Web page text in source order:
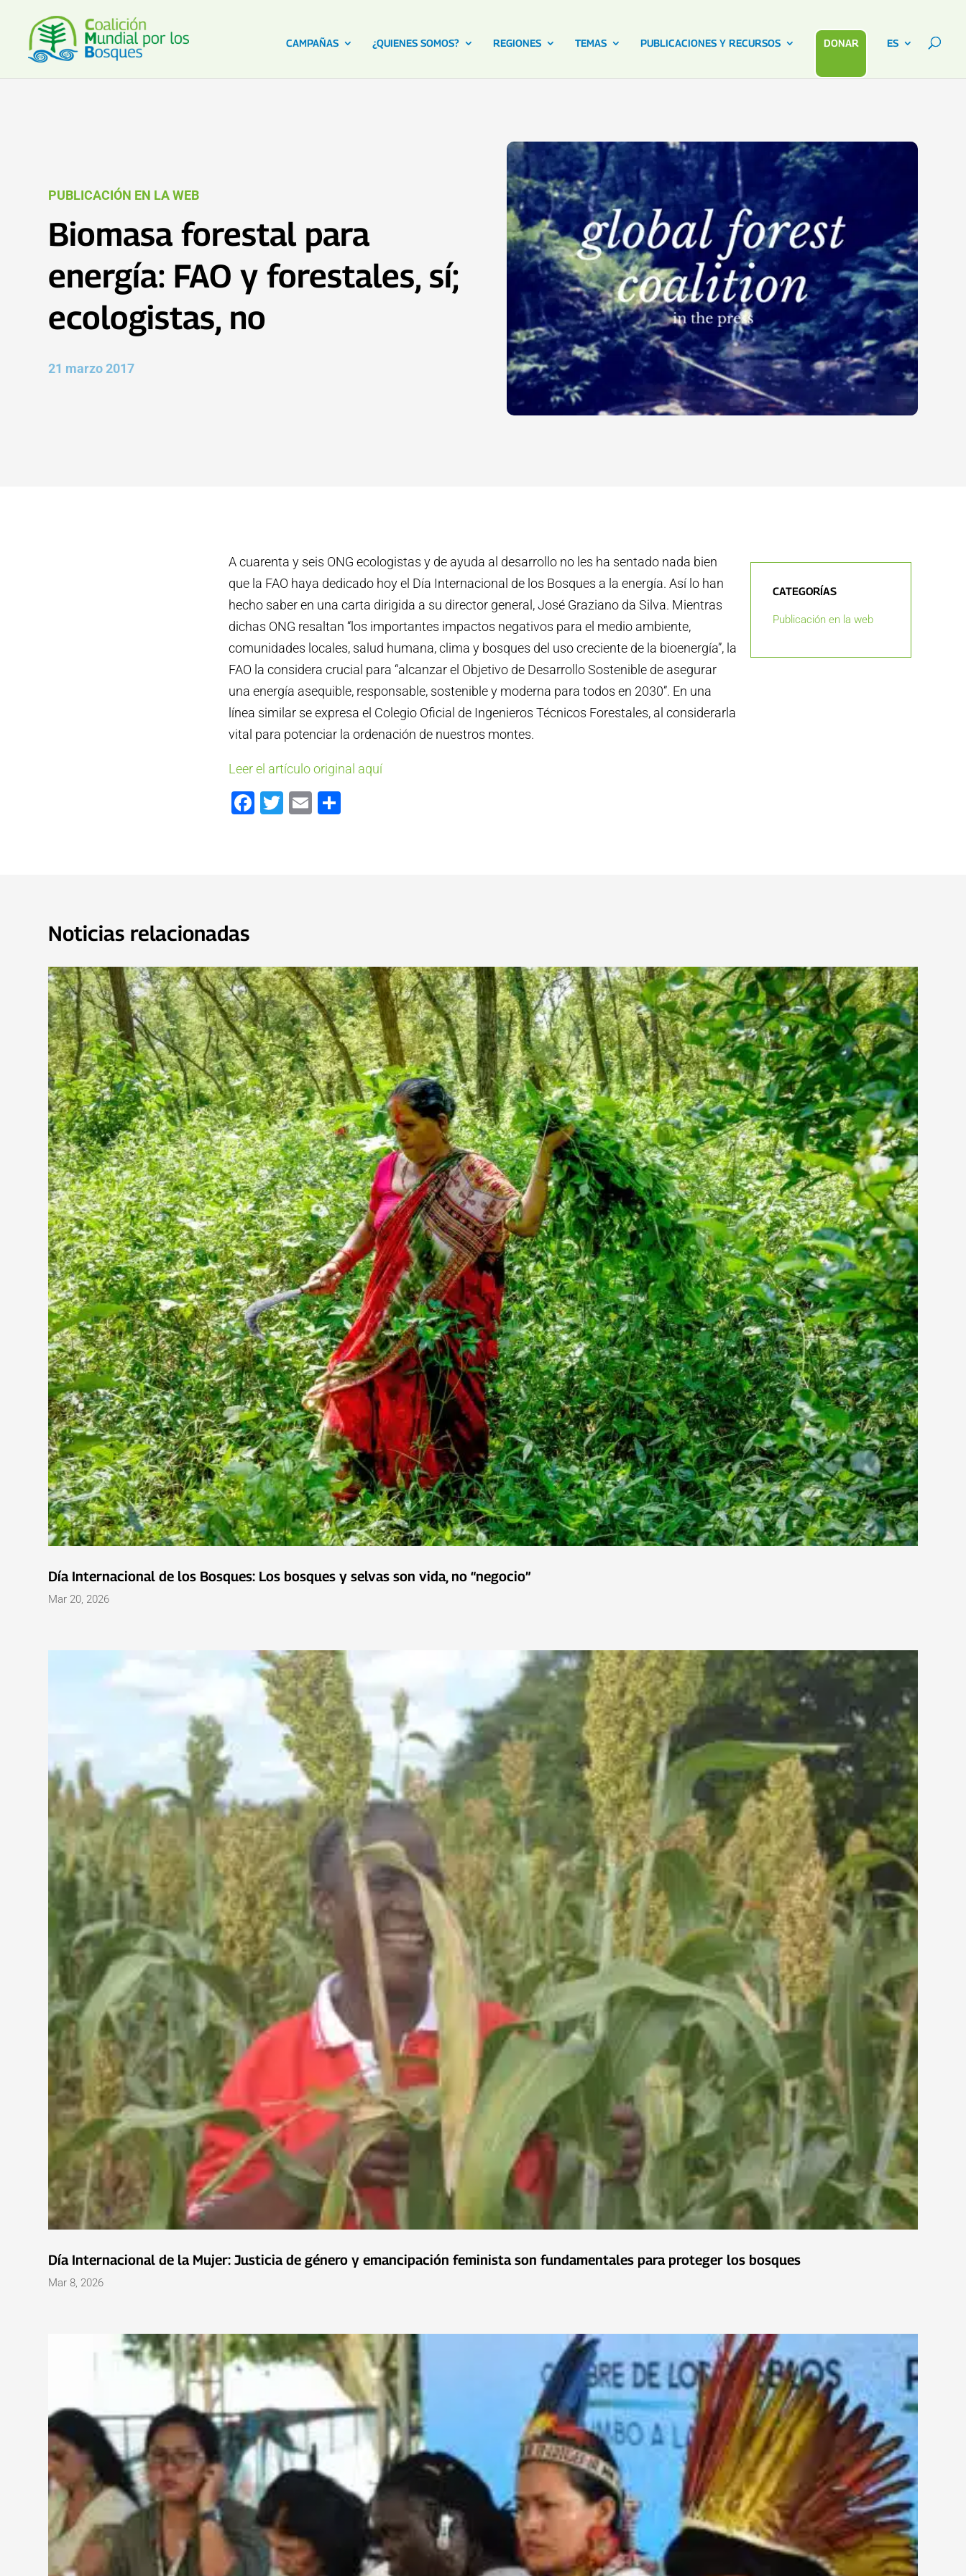
CAMPAÑAS ¿QUIENES SOMOS? REGIONES TEMAS PUBLICACIONES Y RECURSOS DONAR ES
PUBLICACIÓN EN LA WEB
Biomasa forestal para
energía: FAO y forestales, sí;
ecologistas, no
21 marzo 2017
A cuarenta y seis ONG ecologistas y de ayuda al desarrollo no les ha sentado nada bien
que la FAO haya dedicado hoy el Día Internacional de los Bosques a la energía. Así lo han
hecho saber en una carta dirigida a su director general, José Graziano da Silva. Mientras
dichas ONG resaltan “los importantes impactos negativos para el medio ambiente,
comunidades locales, salud humana, clima y bosques del uso creciente de la bioenergía”, la
FAO la considera crucial para “alcanzar el Objetivo de Desarrollo Sostenible de asegurar
una energía asequible, responsable, sostenible y moderna para todos en 2030”. En una
línea similar se expresa el Colegio Oficial de Ingenieros Técnicos Forestales, al considerarla
vital para potenciar la ordenación de nuestros montes.
Leer el artículo original aquí
Facebook
Twitter
Email
CATEGORÍAS
Publicación en la web
Noticias relacionadas
Día Internacional de los Bosques: Los bosques y selvas son vida, no “negocio”
Mar 20, 2026
Día Internacional de la Mujer: Justicia de género y emancipación feminista son fundamentales para proteger los bosques
Mar 8, 2026